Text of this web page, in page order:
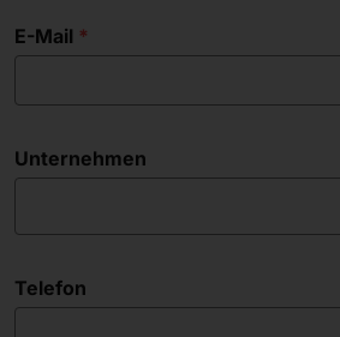
E-Mail
Unternehmen
Telefon